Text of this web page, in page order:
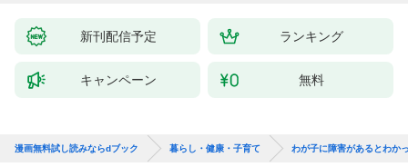
新刊配信予定 ランキング
キャンペーン 無料
漫画無料試し読みならdブック 暮らし・健康・子育て わが子に障害があるとわか